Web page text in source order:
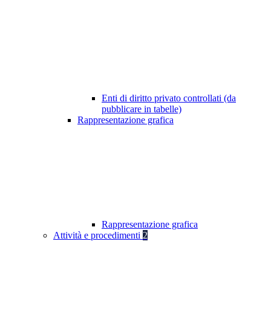
Enti di diritto privato controllati (da
pubblicare in tabelle)
Rappresentazione grafica
Rappresentazione grafica
Attività e procedimenti 2